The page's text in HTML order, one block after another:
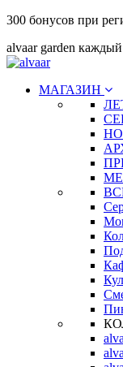
300 бонусов при
alvaar garden
МАГАЗИН